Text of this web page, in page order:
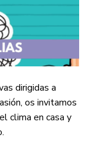
dirigidas a
os invitamos
clima en casa y